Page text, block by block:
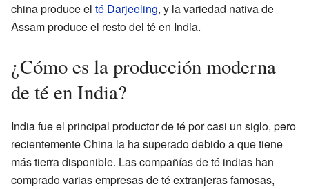
china produce el té Darjeeling, y la variedad nativa de
Assam produce el resto del té en India.
¿Cómo es la producción moderna
de té en India?
India fue el principal productor de té por casi un siglo, pero
recientemente China la ha superado debido a que tiene
más tierra disponible. Las compañías de té indias han
comprado varias empresas de té extranjeras famosas,